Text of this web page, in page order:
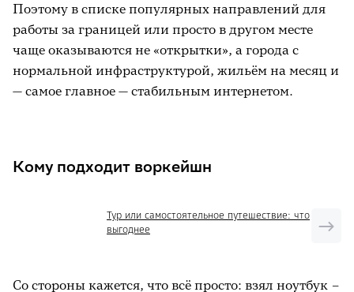
Поэтому в списке популярных направлений для
работы за границей или просто в другом месте
чаще оказываются не «открытки», а города с
нормальной инфраструктурой, жильём на месяц и
— самое главное — стабильным интернетом.
Кому подходит воркейшн
Тур или самостоятельное путешествие: что
выгоднее
Со стороны кажется, что всё просто: взял ноутбук –